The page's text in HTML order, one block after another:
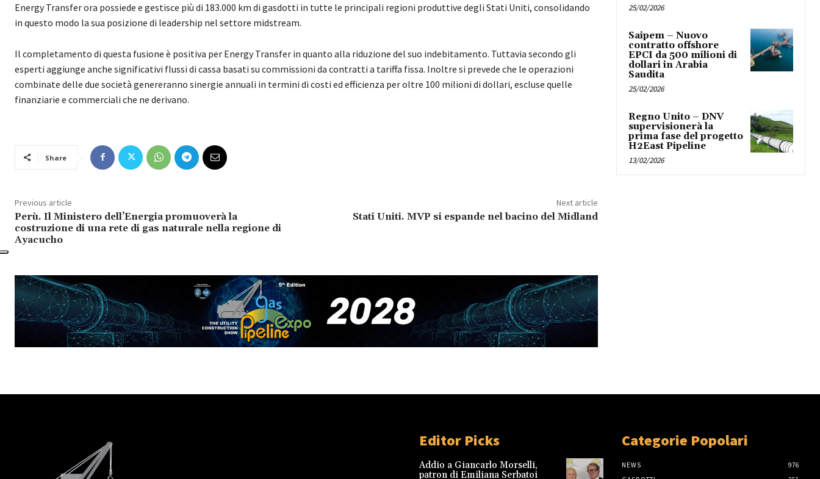
Energy Transfer ora possiede e gestisce più di 183.000 km di gasdotti in tutte le principali regioni produttive degli Stati Uniti, consolidando
in questo modo la sua posizione di leadership nel settore midstream.
Il completamento di questa fusione è positiva per Energy Transfer in quanto alla riduzione del suo indebitamento. Tuttavia secondo gli
esperti aggiunge anche significativi flussi di cassa basati su commissioni da contratti a tariffa fissa. Inoltre si prevede che le operazioni
combinate delle due società genereranno sinergie annuali in termini di costi ed efficienza per oltre 100 milioni di dollari, escluse quelle
finanziarie e commerciali che ne derivano.
Share
Previous article
Perù. Il Ministero dell’Energia promuoverà la
costruzione di una rete di gas naturale nella regione di
Ayacucho
Next article
Stati Uniti. MVP si espande nel bacino del Midland
25/02/2026
Saipem – Nuovo
contratto offshore
EPCI da 500 milioni di
dollari in Arabia
Saudita
25/02/2026
Regno Unito – DNV
supervisionerà la
prima fase del progetto
H2East Pipeline
13/02/2026
Editor Picks
Addio a Giancarlo Morselli,
patron di Emiliana Serbatoi
Categorie Popolari
NEWS
976